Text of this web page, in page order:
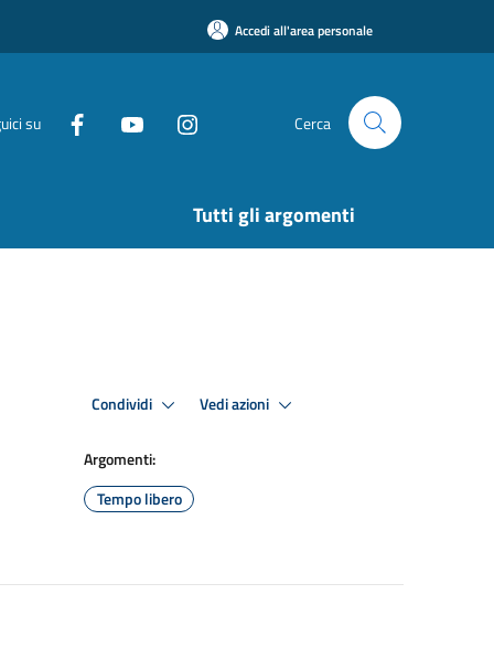
Accedi all'area personale
su Cerca
Tutti gli argomenti
Condividi Vedi azioni
Argomenti:
Tempo libero